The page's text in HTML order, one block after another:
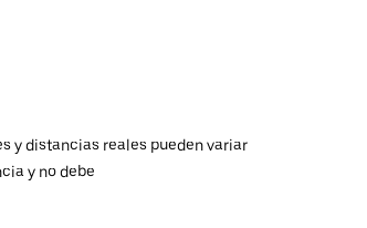
y distancias reales pueden variar
y no debe